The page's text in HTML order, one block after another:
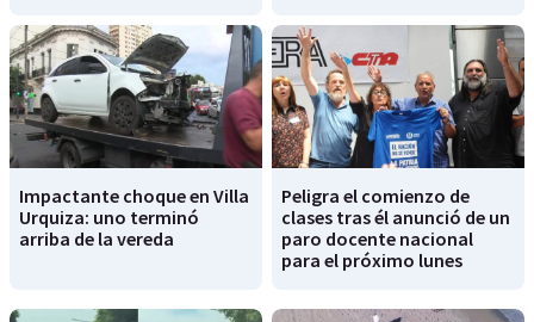
Impactante choque en Villa
Urquiza: uno terminó
arriba de la vereda
Peligra el comienzo de
clases tras él anunció de un
paro docente nacional
para el próximo lunes